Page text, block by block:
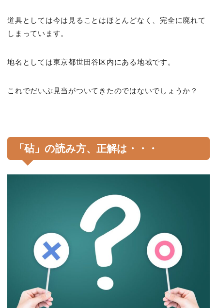
道具としては今は見ることはほとんどなく、完全に廃れて
しまっています。
地名としては東京都世田谷区内にある地域です。
これでだいぶ見当がついてきたのではないでしょうか？
「砧」の読み方、正解は・・・